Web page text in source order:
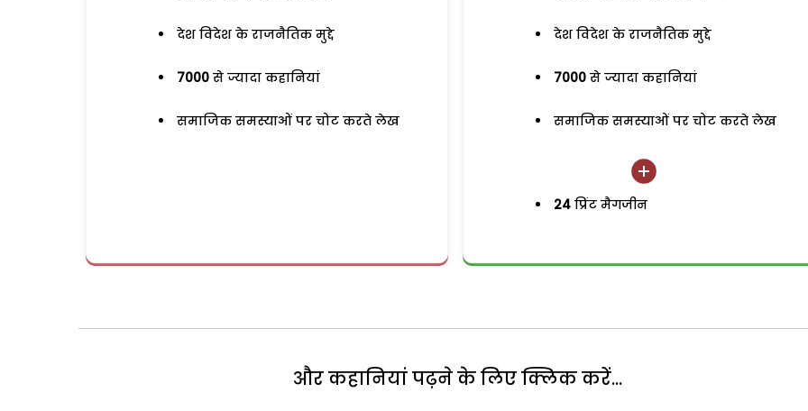
देश विदेश के राजनैतिक मुद्दे
7000 से ज्यादा कहानियां
समाजिक समस्याओं पर चोट करते लेख
देश विदेश के राजनैतिक मुद्दे
7000 से ज्यादा कहानियां
समाजिक समस्याओं पर चोट करते लेख
24 प्रिंट मैगजीन
और कहानियां पढ़ने के लिए क्लिक करें...